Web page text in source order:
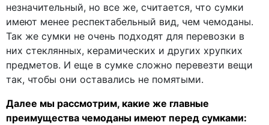
незначительный, но все же, считается, что сумки
имеют менее респектабельный вид, чем чемоданы.
Так же сумки не очень подходят для перевозки в
них стеклянных, керамических и других хрупких
предметов. И еще в сумке сложно перевезти вещи
так, чтобы они оставались не помятыми.
Далее мы рассмотрим, какие же главные
преимущества чемоданы имеют перед сумками: